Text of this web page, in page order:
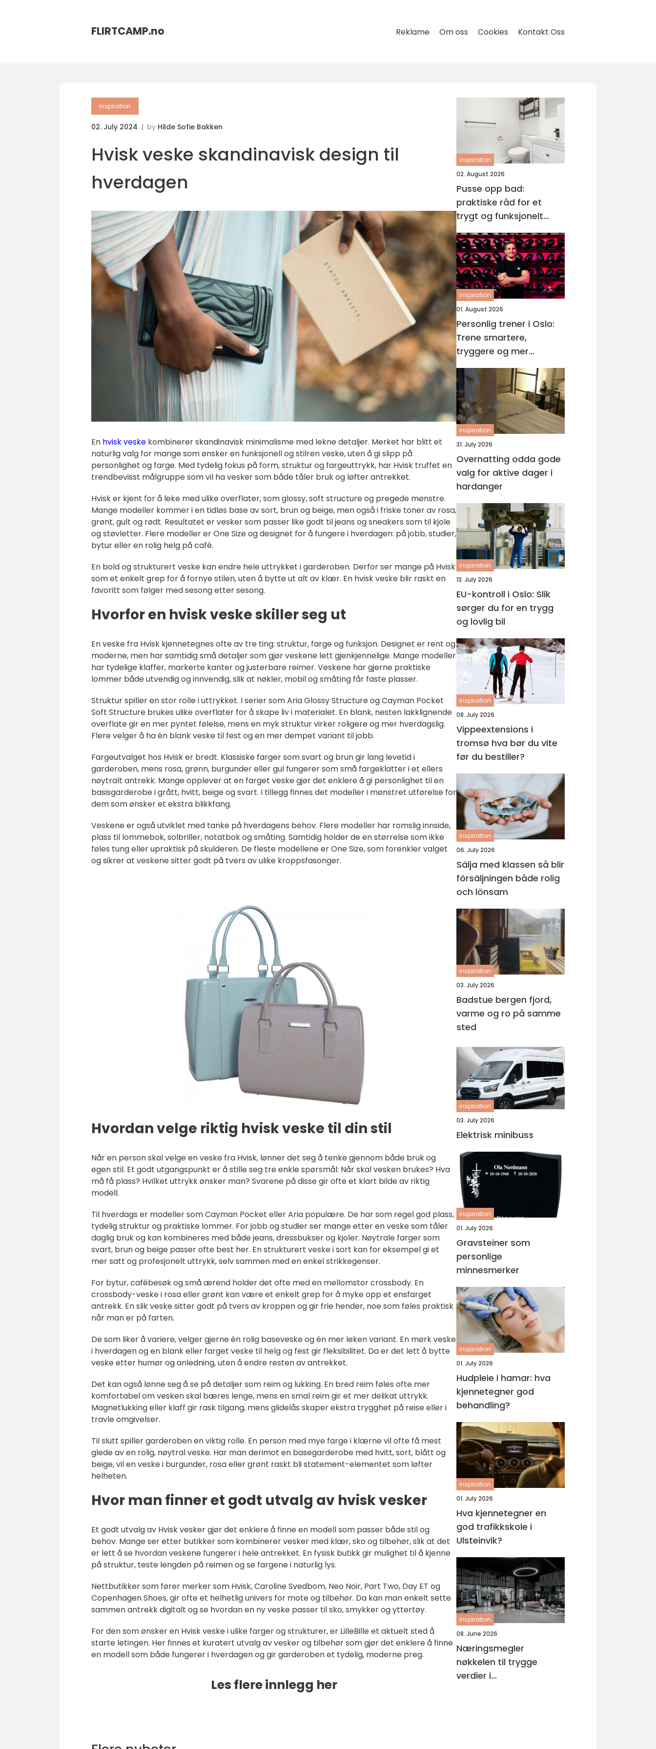
FLIRTCAMP.no Reklame Om oss Cookies Kontakt Oss
inspiration
02. July 2024 by Hilde Sofie Bakken
Hvisk veske skandinavisk design til
hverdagen
En hvisk veske kombinerer skandinavisk minimalisme med lekne detaljer. Merket har blitt et
naturlig valg for mange som ønsker en funksjonell og stilren veske, uten å gi slipp på
personlighet og farge. Med tydelig fokus på form, struktur og fargeuttrykk, har Hvisk truffet en
trendbevisst målgruppe som vil ha vesker som både tåler bruk og løfter antrekket.
Hvisk er kjent for å leke med ulike overflater, som glossy, soft structure og pregede mønstre.
Mange modeller kommer i en tidløs base av sort, brun og beige, men også i friske toner av rosa,
grønt, gult og rødt. Resultatet er vesker som passer like godt til jeans og sneakers som til kjole
og støvletter. Flere modeller er One Size og designet for å fungere i hverdagen: på jobb, studier,
bytur eller en rolig helg på café.
En bold og strukturert veske kan endre hele uttrykket i garderoben. Derfor ser mange på Hvisk
som et enkelt grep for å fornye stilen, uten å bytte ut alt av klær. En hvisk veske blir raskt en
favoritt som følger med sesong etter sesong.
Hvorfor en hvisk veske skiller seg ut
En veske fra Hvisk kjennetegnes ofte av tre ting: struktur, farge og funksjon. Designet er rent og
moderne, men har samtidig små detaljer som gjør veskene lett gjenkjennelige. Mange modeller
har tydelige klaffer, markerte kanter og justerbare reimer. Veskene har gjerne praktiske
lommer både utvendig og innvendig, slik at nøkler, mobil og småting får faste plasser.
Struktur spiller en stor rolle i uttrykket. I serier som Aria Glossy Structure og Cayman Pocket
Soft Structure brukes ulike overflater for å skape liv i materialet. En blank, nesten lakklignende
overflate gir en mer pyntet følelse, mens en myk struktur virker roligere og mer hverdagslig.
Flere velger å ha én blank veske til fest og en mer dempet variant til jobb.
Fargeutvalget hos Hvisk er bredt. Klassiske farger som svart og brun gir lang levetid i
garderoben, mens rosa, grønn, burgunder eller gul fungerer som små fargeklatter i et ellers
nøytralt antrekk. Mange opplever at en farget veske gjør det enklere å gi personlighet til en
basisgarderobe i grått, hvitt, beige og svart. I tillegg finnes det modeller i mønstret utførelse for
dem som ønsker et ekstra blikkfang.
Veskene er også utviklet med tanke på hverdagens behov. Flere modeller har romslig innside,
plass til lommebok, solbriller, notatbok og småting. Samtidig holder de en størrelse som ikke
føles tung eller upraktisk på skulderen. De fleste modellene er One Size, som forenkler valget
og sikrer at veskene sitter godt på tvers av ulike kroppsfasonger.
Hvordan velge riktig hvisk veske til din stil
Når en person skal velge en veske fra Hvisk, lønner det seg å tenke gjennom både bruk og
egen stil. Et godt utgangspunkt er å stille seg tre enkle spørsmål: Når skal vesken brukes? Hva
må få plass? Hvilket uttrykk ønsker man? Svarene på disse gir ofte et klart bilde av riktig
modell.
Til hverdags er modeller som Cayman Pocket eller Aria populære. De har som regel god plass,
tydelig struktur og praktiske lommer. For jobb og studier ser mange etter en veske som tåler
daglig bruk og kan kombineres med både jeans, dressbukser og kjoler. Nøytrale farger som
svart, brun og beige passer ofte best her. En strukturert veske i sort kan for eksempel gi et
mer satt og profesjonelt uttrykk, selv sammen med en enkel strikkegenser.
For bytur, cafébesøk og små ærend holder det ofte med en mellomstor crossbody. En
crossbody-veske i rosa eller grønt kan være et enkelt grep for å myke opp et ensfarget
antrekk. En slik veske sitter godt på tvers av kroppen og gir frie hender, noe som føles praktisk
når man er på farten.
De som liker å variere, velger gjerne én rolig baseveske og én mer leken variant. En mørk veske
i hverdagen og en blank eller farget veske til helg og fest gir fleksibilitet. Da er det lett å bytte
veske etter humør og anledning, uten å endre resten av antrekket.
Det kan også lønne seg å se på detaljer som reim og lukking. En bred reim føles ofte mer
komfortabel om vesken skal bæres lenge, mens en smal reim gir et mer delikat uttrykk.
Magnetlukking eller klaff gir rask tilgang, mens glidelås skaper ekstra trygghet på reise eller i
travle omgivelser.
Til slutt spiller garderoben en viktig rolle. En person med mye farge i klærne vil ofte få mest
glede av en rolig, nøytral veske. Har man derimot en basegarderobe med hvitt, sort, blått og
beige, vil en veske i burgunder, rosa eller grønt raskt bli statement-elementet som løfter
helheten.
Hvor man finner et godt utvalg av hvisk vesker
Et godt utvalg av Hvisk vesker gjør det enklere å finne en modell som passer både stil og
behov. Mange ser etter butikker som kombinerer vesker med klær, sko og tilbehør, slik at det
er lett å se hvordan veskene fungerer i hele antrekket. En fysisk butikk gir mulighet til å kjenne
på struktur, teste lengden på reimen og se fargene i naturlig lys.
Nettbutikker som fører merker som Hvisk, Caroline Svedbom, Neo Noir, Part Two, Day ET og
Copenhagen Shoes, gir ofte et helhetlig univers for mote og tilbehør. Da kan man enkelt sette
sammen antrekk digitalt og se hvordan en ny veske passer til sko, smykker og yttertøy.
For den som ønsker en Hvisk veske i ulike farger og strukturer, er LilleBille et aktuelt sted å
starte letingen. Her finnes et kuratert utvalg av vesker og tilbehør som gjør det enklere å finne
en modell som både fungerer i hverdagen og gir garderoben et tydelig, moderne preg.
Les flere innlegg her
inspiration
02. August 2026
Pusse opp bad:
praktiske råd for et
trygt og funksjonelt
våtrom
inspiration
01. August 2026
Personlig trener i Oslo:
Trene smartere,
tryggere og mer
målrettet
inspiration
31. July 2026
Overnatting odda gode
valg for aktive dager i
hardanger
inspiration
13. July 2026
EU-kontroll i Oslo: Slik
sørger du for en trygg
og lovlig bil
inspiration
08. July 2026
Vippeextensions i
tromsø hva bør du vite
før du bestiller?
inspiration
06. July 2026
Sälja med klassen så blir
försäljningen både rolig
och lönsam
inspiration
03. July 2026
Badstue bergen fjord,
varme og ro på samme
sted
inspiration
03. July 2026
Elektrisk minibuss
inspiration
01. July 2026
Gravsteiner som
personlige
minnesmerker
inspiration
01. July 2026
Hudpleie i hamar: hva
kjennetegner god
behandling?
inspiration
01. July 2026
Hva kjennetegner en
god trafikkskole i
Ulsteinvik?
inspiration
08. June 2026
Næringsmegler
nøkkelen til trygge
verdier i